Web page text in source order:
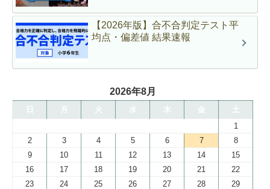
【2026年版】合不合判定テスト平
均点・偏差値 結果速報
2026年8月
日 火 水 木 金
土
1
2
3 4 5 6 7
8
9
10 11 12 13 14
15
16
17 18 19 20 21
22
23
24 25 26 27 28
29